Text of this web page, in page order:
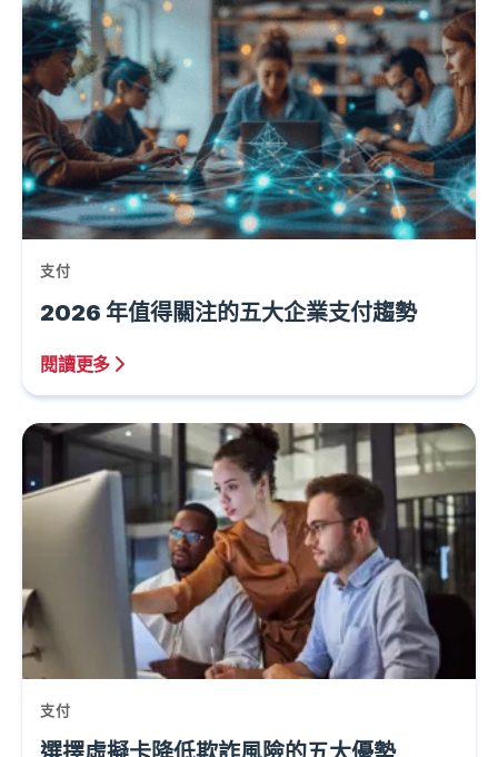
支付
2026 年值得關注的五大企業支付趨勢
閱讀更多
支付